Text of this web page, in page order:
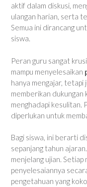
aktif dalam diskusi,
ulangan harian, serta
Semua ini dirancang
siswa.
Peran guru sangat
mampu menyelesaikan
hanya mengajar, tetapi
memberikan dukungan
menghadapi kesulitan.
diperlukan untuk
Bagi siswa, ini berarti
sepanjang tahun
menjelang ujian.
penyelesaiannya
pengetahuan yang